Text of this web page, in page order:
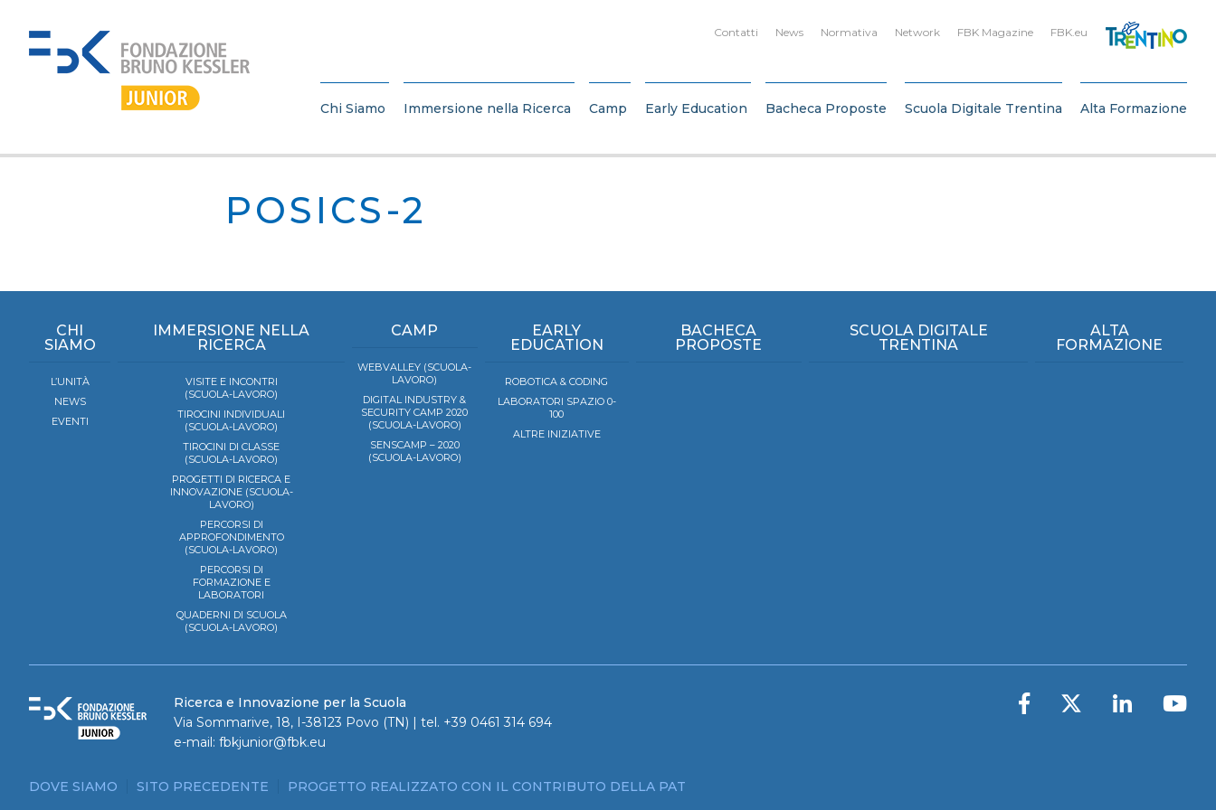
Contatti News Normativa Network FBK Magazine FBK.eu
Chi Siamo Immersione nella Ricerca Camp Early Education Bacheca Proposte Scuola Digitale Trentina Alta Formazione
POSICS-2
CHI
SIAMO
L’UNITÀ
NEWS
EVENTI
IMMERSIONE NELLA
RICERCA
VISITE E INCONTRI
(SCUOLA-LAVORO)
TIROCINI INDIVIDUALI
(SCUOLA-LAVORO)
TIROCINI DI CLASSE
(SCUOLA-LAVORO)
PROGETTI DI RICERCA E
INNOVAZIONE (SCUOLA-
LAVORO)
PERCORSI DI
APPROFONDIMENTO
(SCUOLA-LAVORO)
PERCORSI DI
FORMAZIONE E
LABORATORI
QUADERNI DI SCUOLA
(SCUOLA-LAVORO)
CAMP
WEBVALLEY (SCUOLA-
LAVORO)
DIGITAL INDUSTRY &
SECURITY CAMP 2020
(SCUOLA-LAVORO)
SENSCAMP – 2020
(SCUOLA-LAVORO)
EARLY
EDUCATION
ROBOTICA & CODING
LABORATORI SPAZIO 0-
100
ALTRE INIZIATIVE
BACHECA
PROPOSTE
SCUOLA DIGITALE
TRENTINA
ALTA
FORMAZIONE
Ricerca e Innovazione per la Scuola
Via Sommarive, 18, I-38123 Povo (TN) | tel. +39 0461 314 694
e-mail: fbkjunior@fbk.eu
DOVE SIAMO SITO PRECEDENTE PROGETTO REALIZZATO CON IL CONTRIBUTO DELLA PAT